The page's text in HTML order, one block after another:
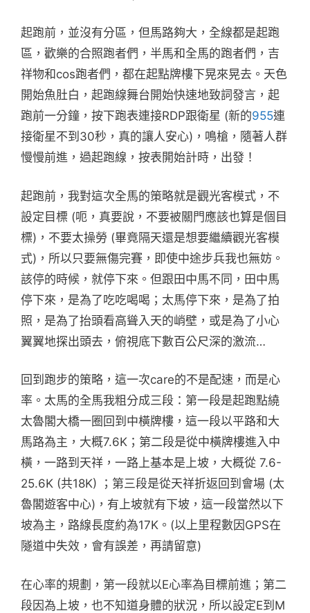
起跑前，並沒有分區，但馬路夠大，全線都是起跑
區，歡樂的合照跑者們，半馬和全馬的跑者們，吉
祥物和cos跑者們，都在起點牌樓下晃來晃去。天色
開始魚肚白，起跑線舞台開始快速地致詞發言，起
跑前一分鐘，按下跑表連接RDP跟衛星 (新的955連
接衛星不到30秒，真的讓人安心)，鳴槍，隨著人群
慢慢前進，過起跑線，按表開始計時，出發！
起跑前，我對這次全馬的策略就是觀光客模式，不
設定目標 (呃，真要說，不要被關門應該也算是個目
標)，不要太操勞 (畢竟隔天還是想要繼續觀光客模
式)，所以只要無傷完賽，即使中途步兵我也無妨。
該停的時候，就停下來。但跟田中馬不同，田中馬
停下來，是為了吃吃喝喝；太馬停下來，是為了拍
照，是為了抬頭看高聳入天的峭壁，或是為了小心
翼翼地探出頭去，俯視底下數百公尺深的激流…
回到跑步的策略，這一次care的不是配速，而是心
率。太馬的全馬我粗分成三段：第一段是起跑點繞
太魯閣大橋一圈回到中橫牌樓，這一段以平路和大
馬路為主，大概7.6K；第二段是從中橫牌樓進入中
橫，一路到天祥，一路上基本是上坡，大概從 7.6-
25.6K (共18K) ；第三段是從天祥折返回到會場 (太
魯閣遊客中心)，有上坡就有下坡，這一段當然以下
坡為主，路線長度約為17K。(以上里程數因GPS在
隧道中失效，會有誤差，再請留意)
在心率的規劃，第一段就以E心率為目標前進；第二
段因為上坡，也不知道身體的狀況，所以設定E到M